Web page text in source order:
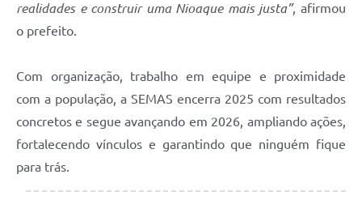
realidades e construir uma Nioaque mais justa”, afirmou
o prefeito.
Com organização, trabalho em equipe e proximidade
com a população, a SEMAS encerra 2025 com resultados
concretos e segue avançando em 2026, ampliando ações,
fortalecendo vínculos e garantindo que ninguém fique
para trás.